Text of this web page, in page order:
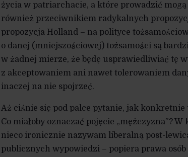
życia w patriarchacie, a które prowadzić
również przeciwnikiem radykalnych
propozycja Holland – na polityce
o danej (mniejszościowej) tożsamości są
w żadnej mierze, że będę usprawiedliwiać tę
z akceptowaniem ani nawet tolerowaniem
inaczej na nie spojrzeć.
Aż ciśnie się pod palce pytanie, jak konkretnie
Co miałoby oznaczać pojęcie „mężczyzna”?
nieco ironicznie nazywam liberalną post-
publicznych wypowiedzi – popiera prawa